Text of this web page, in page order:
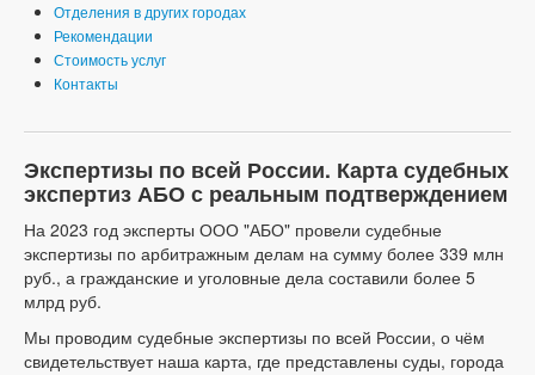
Отделения в других городах
Рекомендации
Стоимость услуг
Контакты
Экспертизы по всей России. Карта судебных
экспертиз АБО с реальным подтверждением
На 2023 год эксперты ООО "АБО" провели судебные
экспертизы по арбитражным делам на сумму более 339 млн
руб., а гражданские и уголовные дела составили более 5
млрд руб.
Мы проводим судебные экспертизы по всей России, о чём
свидетельствует наша карта, где представлены суды, города